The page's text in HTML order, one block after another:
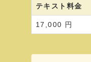
テキスト料金
17,000 円